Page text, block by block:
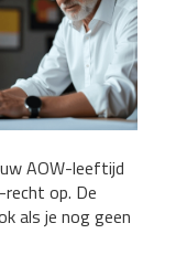
AOW-leeftijd
op. De
als je nog geen